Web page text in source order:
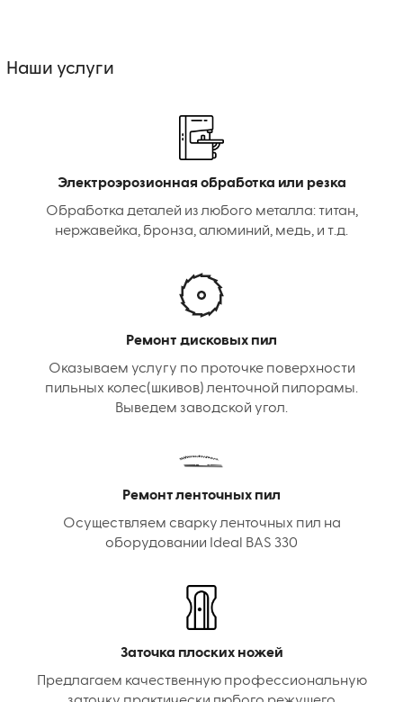
Наши услуги
Электроэрозионная обработка или резка
Обработка деталей из любого металла: титан,
нержавейка, бронза, алюминий, медь, и т.д.
Ремонт дисковых пил
Оказываем услугу по проточке поверхности
пильных колес(шкивов) ленточной пилорамы.
Выведем заводской угол.
Ремонт ленточных пил
Осуществляем сварку ленточных пил на
оборудовании Ideal BAS 330
Заточка плоских ножей
Предлагаем качественную профессиональную